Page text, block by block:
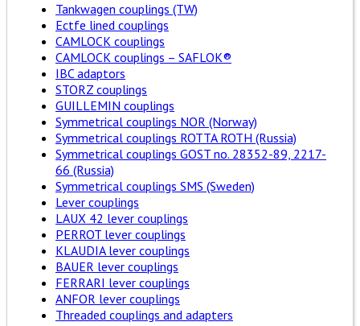
Tankwagen couplings (TW)
Ectfe lined couplings
CAMLOCK couplings
CAMLOCK couplings – SAFLOK®
IBC adaptors
STORZ couplings
GUILLEMIN couplings
Symmetrical couplings NOR (Norway)
Symmetrical couplings ROTTA ROTH (Russia)
Symmetrical couplings GOST no. 28352-89, 2217-
66 (Russia)
Symmetrical couplings SMS (Sweden)
Lever couplings
LAUX 42 lever couplings
PERROT lever couplings
KLAUDIA lever couplings
BAUER lever couplings
FERRARI lever couplings
ANFOR lever couplings
Threaded couplings and adapters